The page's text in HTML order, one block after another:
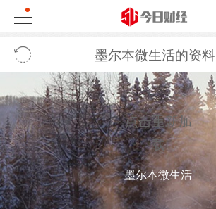
墨尔本微生活的资料
点击重新加
载
墨尔本微生活